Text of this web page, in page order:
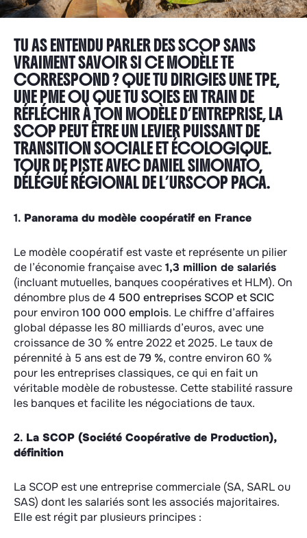
TU AS ENTENDU PARLER DES SCOP SANS
VRAIMENT SAVOIR SI CE MODÈLE TE
CORRESPOND ? QUE TU DIRIGIES UNE TPE,
UNE PME OU QUE TU SOIES EN TRAIN DE
RÉFLÉCHIR À TON MODÈLE D’ENTREPRISE, LA
SCOP PEUT ÊTRE UN LEVIER PUISSANT DE
TRANSITION SOCIALE ET ÉCOLOGIQUE.
TOUR DE PISTE AVEC DANIEL SIMONATO,
DÉLÉGUÉ RÉGIONAL DE L’URSCOP PACA.
1. Panorama du modèle coopératif en France
Le modèle coopératif est vaste et représente un pilier
de l’économie française avec 1,3 million de salariés
(incluant mutuelles, banques coopératives et HLM). On
dénombre plus de4 500 entreprises SCOP et SCIC
pour environ100 000 emplois. Le chiffre d’affaires
global dépasse les 80 milliards d’euros, avec une
croissance de 30 % entre 2022 et 2025. Le taux de
pérennité à 5 ans est de79 %, contre environ 60 %
pour les entreprises classiques, ce qui en fait un
véritable modèle de robustesse. Cette stabilité rassure
les banques et facilite les négociations de taux.
2. La SCOP (Société Coopérative de Production),
définition
La SCOP est une entreprise commerciale (SA, SARL ou
SAS) dont les salariés sont les associés majoritaires.
Elle est régit par plusieurs principes :